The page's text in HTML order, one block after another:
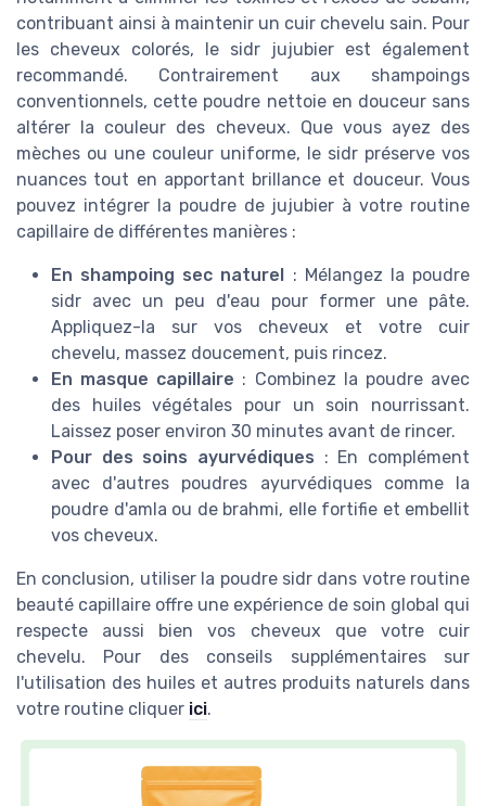
contribuant ainsi à maintenir un cuir chevelu sain. Pour
les cheveux colorés, le sidr jujubier est également
recommandé. Contrairement aux shampoings
conventionnels, cette poudre nettoie en douceur sans
altérer la couleur des cheveux. Que vous ayez des
mèches ou une couleur uniforme, le sidr préserve vos
nuances tout en apportant brillance et douceur. Vous
pouvez intégrer la poudre de jujubier à votre routine
capillaire de différentes manières :
En shampoing sec naturel
: Mélangez la poudre
sidr avec un peu d'eau pour former une pâte.
Appliquez-la sur vos cheveux et votre cuir
chevelu, massez doucement, puis rincez.
En masque capillaire : Combinez la poudre avec
des huiles végétales pour un soin nourrissant.
Laissez poser environ 30 minutes avant de rincer.
Pour des soins ayurvédiques : En complément
avec d'autres poudres ayurvédiques comme la
poudre d'amla ou de brahmi, elle fortifie et embellit
vos cheveux.
En conclusion, utiliser la poudre sidr dans votre routine
beauté capillaire offre une expérience de soin global qui
respecte aussi bien vos cheveux que votre cuir
chevelu. Pour des conseils supplémentaires sur
l'utilisation des huiles et autres produits naturels dans
votre routine cliquer ici.